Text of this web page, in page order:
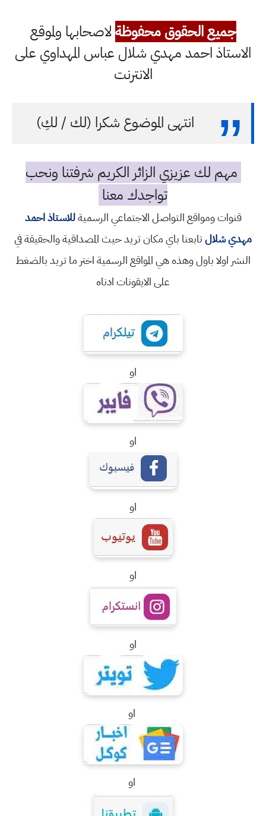
جميع الحقوق محفوظةلاصحابها ولموقع
الاستاذ احمد مهدي شلال عباس المهداوي على
الانترنت
انتهى الموضوع شكرا (لك / لكِ)
مهم لك عزيزي الزائر الكريم شرفتنا ونحب
تواجدك معنا
قنوات ومواقع التواصل الاجتماعي الرسميةللاستاذ احمد
مهدي شلالتابعنا باي مكان تريد حيث المصداقية والحقيقة في
النشر اولا باول وهذه هي المواقع الرسمية اختر ما تريد بالضغط
على الايقونات ادناه
او
او
او
او
او
او
او